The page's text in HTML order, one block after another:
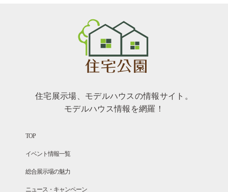
住宅展示場、モデルハウスの情報サイト。
モデルハウス情報を網羅！
TOP
イベント情報一覧
総合展示場の魅力
ニュース・キャンペーン